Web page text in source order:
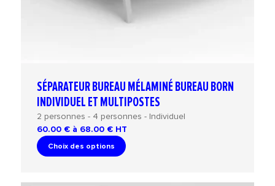
SÉPARATEUR BUREAU MÉLAMINÉ BUREAU BORN
INDIVIDUEL ET MULTIPOSTES
2 personnes - 4 personnes - Individuel
60.00 € à 68.00 € HT
Choix des options